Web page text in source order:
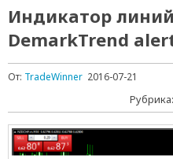
Индикатор
DemarkTrend
От: TradeWinner 2016-07-21
Рубрика: